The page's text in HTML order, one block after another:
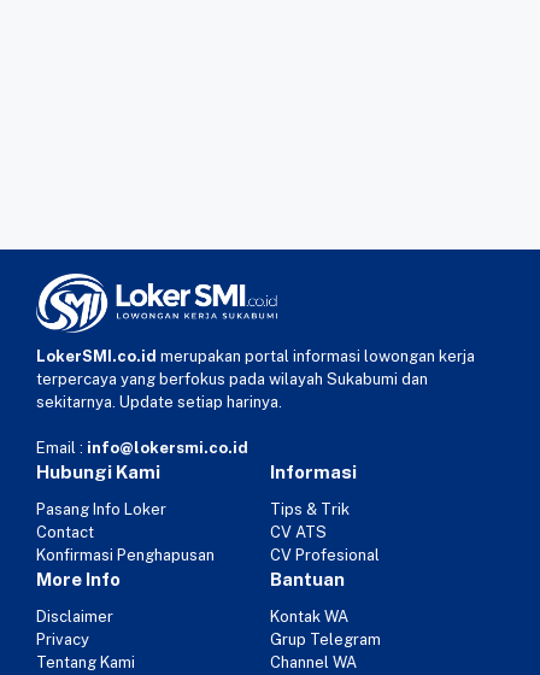
LokerSMI.co.id merupakan portal informasi lowongan kerja
terpercaya yang berfokus pada wilayah Sukabumi dan
sekitarnya. Update setiap harinya.
Email : info@lokersmi.co.id
Hubungi Kami
Pasang Info Loker
Contact
Konfirmasi Penghapusan
Informasi
Tips & Trik
CV ATS
CV Profesional
More Info
Disclaimer
Privacy
Tentang Kami
Bantuan
Kontak WA
Grup Telegram
Channel WA